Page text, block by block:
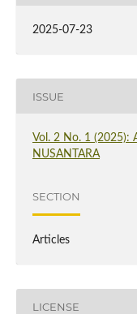
2025-07-23
ISSUE
Vol. 2 No. 1 (2025):
NUSANTARA
SECTION
Articles
LICENSE